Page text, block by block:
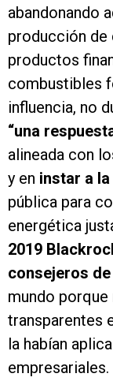
abandonando
producción de
productos
combustibles
influencia, no
“una
alineada con
y en instar a
pública para
energética
2019
consejeros
mundo
transparentes
la habían